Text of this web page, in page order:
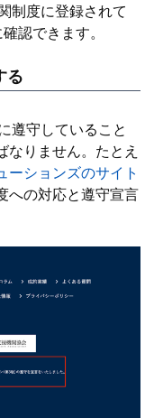
制度に登録されて
認できます。
る
遵守していること
なりません。たとえ
ーションズのサイト
への対応と遵守宣言